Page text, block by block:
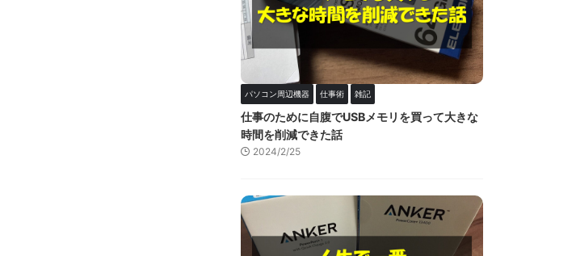
パソコン周辺機器 仕事術 雑記
仕事のために自腹でUSBメモリを買って大きな
時間を削減できた話
2024/2/25